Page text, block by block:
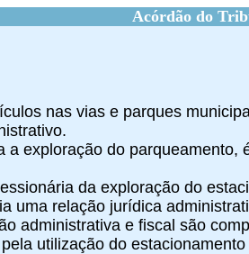
Acórdão do
nas vias e parques
a exploração do
da exploração do
uma relação jurídica
administrativa e fiscal são
utilização do